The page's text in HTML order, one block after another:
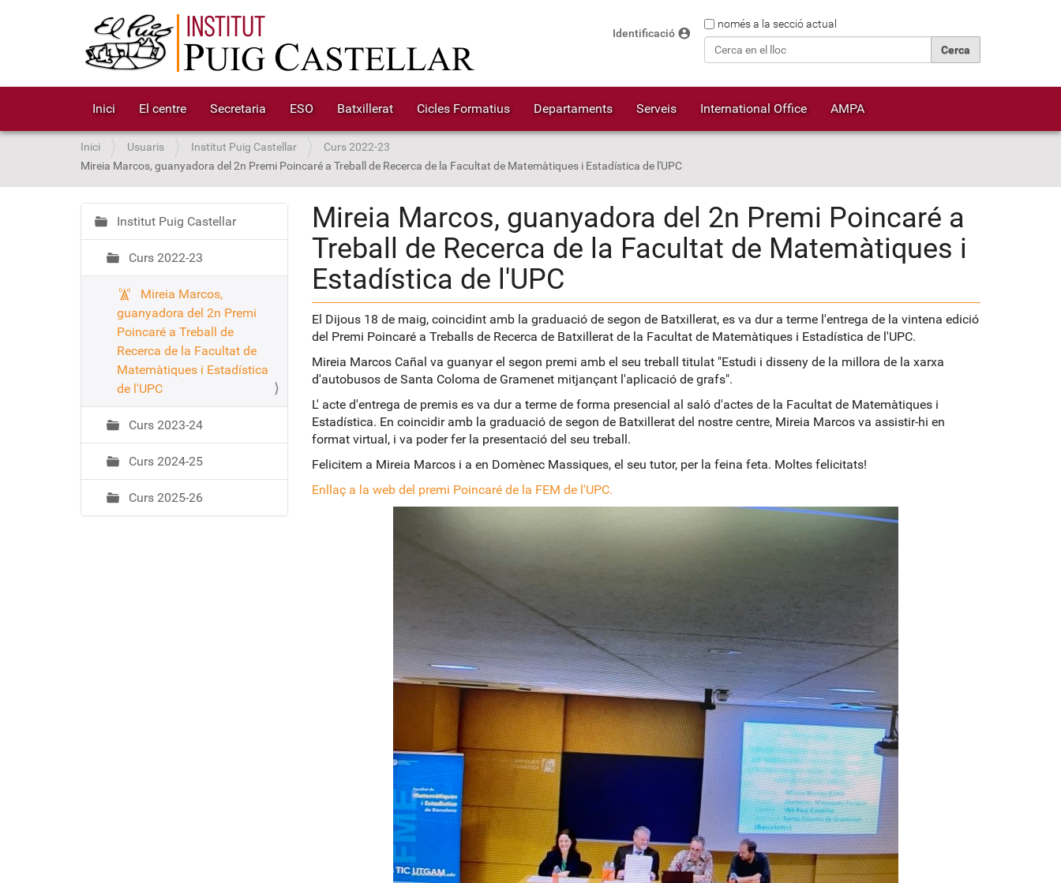
Cercanomés a la secció actual
Identificació account_circle
Inici El centre Secretaria ESO Batxillerat Cicles Formatius Departaments Serveis International Office AMPA
S
o
u
a
Inici Usuaris Institut Puig Castellar
Curs 2022-23
Mireia Marcos, guanyadora del 2n Premi Poincaré a Treball de Recerca de la Facultat de Matemàtiques i Estadística de l'UPC
Mireia Marcos, guanyadora del 2n Premi Poincaré a
Treball de Recerca de la Facultat de Matemàtiques i
Estadística de l'UPC
El Dijous 18 de maig, coincidint amb la graduació de segon de Batxillerat, es va dur a terme l'entrega de la vintena edició
del Premi Poincaré a Treballs de Recerca de Batxillerat de la Facultat de Matemàtiques i Estadística de l'UPC.
Mireia Marcos Cañal va guanyar el segon premi amb el seu treball titulat "Estudi i disseny de la millora de la xarxa
d'autobusos de Santa Coloma de Gramenet mitjançant l'aplicació de grafs".
L' acte d'entrega de premis es va dur a terme de forma presencial al saló d'actes de la Facultat de Matemàtiques i
Estadística. En coincidir amb la graduació de segon de Batxillerat del nostre centre, Mireia Marcos va assistir-hi en
format virtual, i va poder fer la presentació del seu treball.
Felicitem a Mireia Marcos i a en Domènec Massiques, el seu tutor, per la feina feta. Moltes felicitats!
Enllaç a la web del premi Poincaré de la FEM de l'UPC.
N
a
e
Institut Puig Castellar
Curs 2022-23
Mireia Marcos,
guanyadora del 2n Premi
Poincaré a Treball de
Recerca de la Facultat de
Matemàtiques i Estadística
de l'UPC
Curs 2023-24
Curs 2024-25
Curs 2025-26